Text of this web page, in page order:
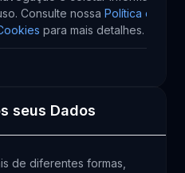
Consulte nossa Política de
para mais detalhes.
seus Dados
de diferentes formas,